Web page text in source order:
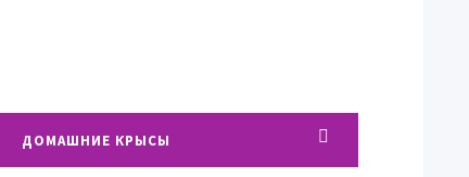
ДОМАШНИЕ КРЫСЫ